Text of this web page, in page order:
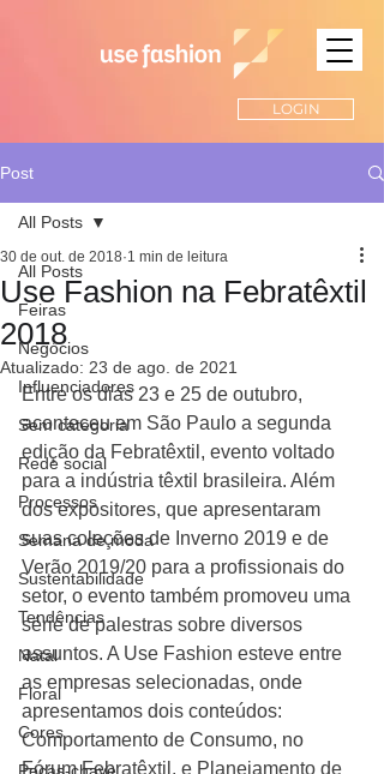
LOGIN
Post
All Posts
Feiras
Negócios
Influenciadores
Sem categoria
Rede social
Processos
Semana de moda
Sustentabilidade
Tendências
Natal
Floral
Cores
All Posts
Use Fashion na Febratêxtil
2018
30 de out. de 2018 1 min de leitura
Atualizado: 23 de ago. de 2021
Entre os dias 23 e 25 de outubro,
aconteceu em São Paulo a segunda
edição da Febratêxtil, evento voltado
para a indústria têxtil brasileira. Além
dos expositores, que apresentaram
suas coleções de Inverno 2019 e de
Verão 2019/20 para a profissionais do
setor, o evento também promoveu uma
série de palestras sobre diversos
assuntos. A Use Fashion esteve entre
as empresas selecionadas, onde
apresentamos dois conteúdos:
Comportamento de Consumo, no
Fórum Febratêxtil, e Planejamento de